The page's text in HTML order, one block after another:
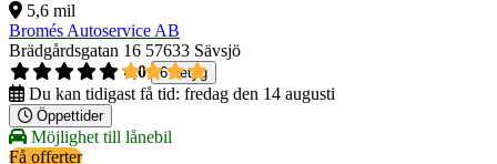
5,6 mil
Bromés Autoservice AB
Brädgårdsgatan 16 57633 Sävsjö
4,0
6 betyg
Du kan tidigast få tid: fredag den 14 augusti
Öppettider
Möjlighet till lånebil
Få offerter